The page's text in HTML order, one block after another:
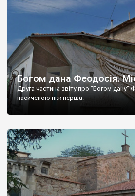
Богом дана Феодосія.
Друга частина звіту про "Богом дану"
насиченою ніж перша.